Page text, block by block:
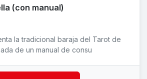
(con manual)
la tradicional baraja del Tarot de
de un manual de consu